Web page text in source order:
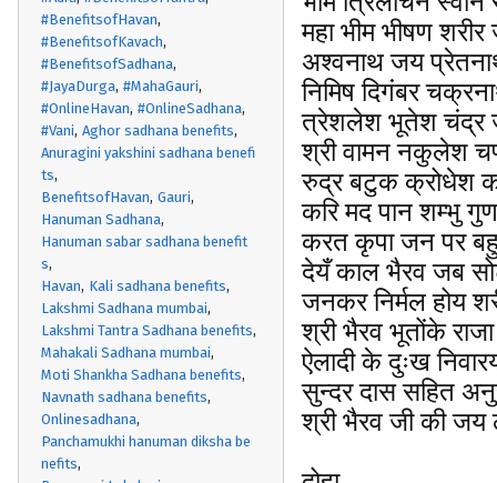
#BenefitsofHavan
#BenefitsofKavach
#BenefitsofSadhana
#JayaDurga #MahaGauri
#OnlineHavan #OnlineSadhana
#Vani Aghor sadhana benefits
Anuragini yakshini sadhana benefi
ts
BenefitsofHavan Gauri
Hanuman Sadhana
Hanuman sabar sadhana benefit
s
Havan Kali sadhana benefits
Lakshmi Sadhana mumbai
Lakshmi Tantra Sadhana benefits
Mahakali Sadhana mumbai
Moti Shankha Sadhana benefits
Navnath sadhana benefits
Onlinesadhana
Panchamukhi hanuman diksha be
nefits
महा भीम भीषण
अश्वनाथ जय
निमिष दिगंबर
त्रेशलेश भूतेश चंद्र
श्री वामन नकुलेश
रुद्र बटुक क्रोधेश
करि मद पान शम्भु
करत कृपा जन पर
देयँ काल भैरव जब
जनकर निर्मल होय
श्री भैरव भूतोंके
ऐलादी के दुःख
सुन्दर दास सहित
श्री भैरव जी की